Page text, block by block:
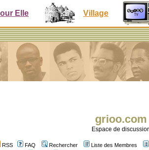
Elle Village
grioo.com
Espace de
RSS FAQ Rechercher Liste des Membres